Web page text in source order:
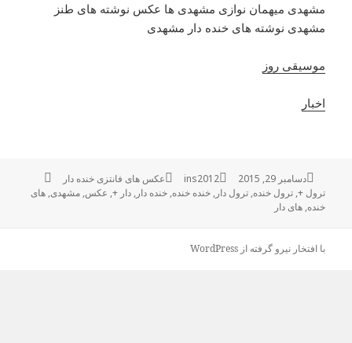
مشهدی میهمان نوازی مشهدی ها عکس نوشته های طنز
مشهدی نوشته های خنده دار مشهدی
موسیقی روز
اخبار
ارسال
شده
در
دسامبر 29, 2015 نویسنده
ins2012 دسته‌ها
عکس های فانتزی خنده دار
ترول +,ترول خنده,ترول دار,خنده خنده,خنده دار,دار +, عکس,مشهدی,های
خنده,های دار
با افتخار نیرو گرفته از WordPress